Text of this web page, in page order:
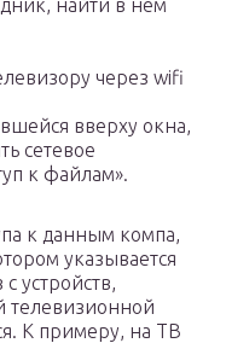
найти в нем
через wifi
вверху окна,
сетевое
к файлам».
к данным компа,
указывается
устройств,
телевизионной
К примеру, на ТВ